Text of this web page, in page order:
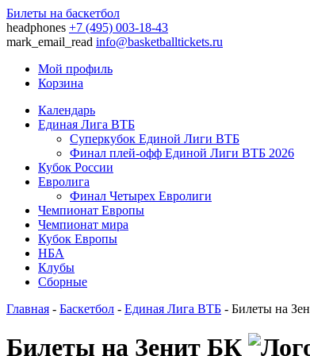
Билеты на баскетбол
headphones +7 (495) 003-18-43
mark_email_read info@basketballtickets.ru
Мой профиль
Корзина
Календарь
Единая Лига ВТБ
Суперкубок Единой Лиги ВТБ
Финал плей-офф Единой Лиги ВТБ 2026
Кубок России
Евролига
Финал Четырех Евролиги
Чемпионат Европы
Чемпионат мира
Кубок Европы
НБА
Клубы
Сборные
Главная - Баскетбол - Единая Лига ВТБ - Билеты на
Билеты на Зенит БК